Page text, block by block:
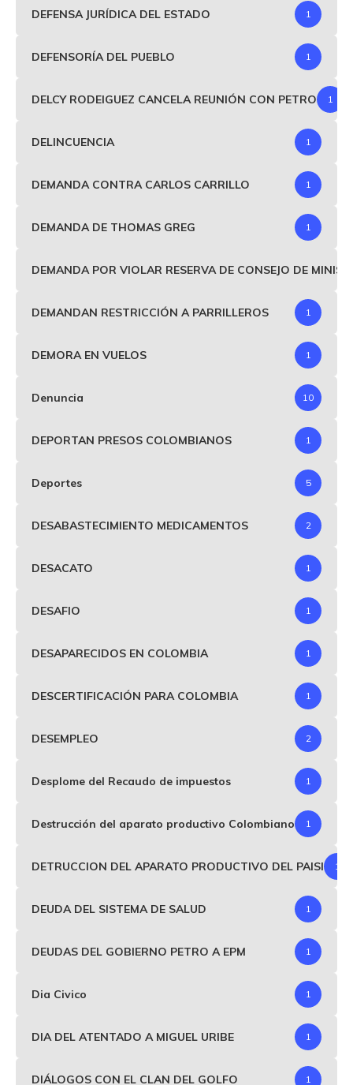
DEFENSA JURÍDICA DEL ESTADO 1
DEFENSORÍA DEL PUEBLO 1
DELCY RODEIGUEZ CANCELA REUNIÓN CON PETRO 1
DELINCUENCIA 1
DEMANDA CONTRA CARLOS CARRILLO 1
DEMANDA DE THOMAS GREG 1
DEMANDA POR VIOLAR RESERVA DE CONSEJO DE
DEMANDAN RESTRICCIÓN A PARRILLEROS 1
DEMORA EN VUELOS 1
Denuncia 10
DEPORTAN PRESOS COLOMBIANOS 1
Deportes 5
DESABASTECIMIENTO MEDICAMENTOS 2
DESACATO 1
DESAFIO 1
DESAPARECIDOS EN COLOMBIA 1
DESCERTIFICACIÓN PARA COLOMBIA 1
DESEMPLEO 2
Desplome del Recaudo de impuestos 1
Destrucción del aparato productivo Colombiano 1
DETRUCCION DEL APARATO PRODUCTIVO DEL PAISI 1
DEUDA DEL SISTEMA DE SALUD 1
DEUDAS DEL GOBIERNO PETRO A EPM 1
Dia Civico 1
DIA DEL ATENTADO A MIGUEL URIBE 1
DIÁLOGOS CON EL CLAN DEL GOLFO 1